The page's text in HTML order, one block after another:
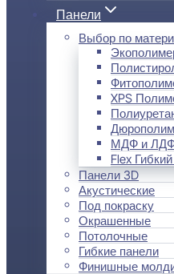
Панели
Выбор по
XPS
МДФ и
Flex
Панели 3D
Акустические
Под покраску
Окрашенные
Потолочные
Гибкие панели
Финишные